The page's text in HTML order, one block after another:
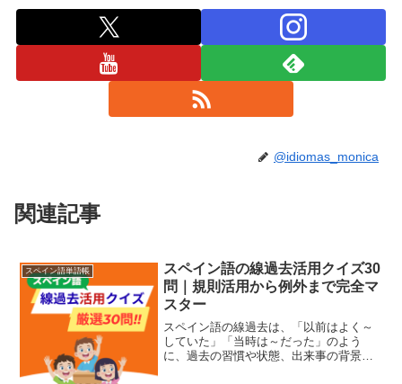
@idiomas_monica
関連記事
スペイン語単語帳
スペイン語の線過去活用クイズ30
問｜規則活用から例外まで完全マ
スター
スペイン語の線過去は、「以前はよく～
していた」「当時は～だった」のよう
に、過去の習慣や状態、出来事の背景を